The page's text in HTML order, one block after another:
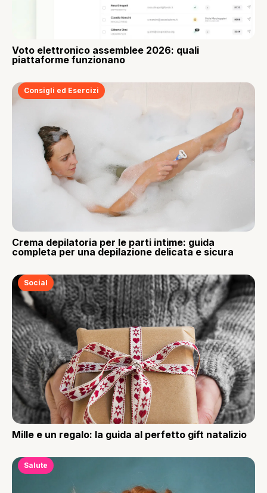
Voto elettronico assemblee 2026: quali
piattaforme funzionano
Consigli ed Esercizi
Crema depilatoria per le parti intime: guida
completa per una depilazione delicata e sicura
Social
Mille e un regalo: la guida al perfetto gift natalizio
Salute